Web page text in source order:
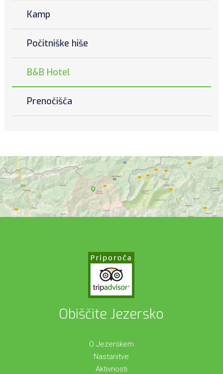
Kamp
Počitniške hiše
B&B Hotel
Prenočišča
Obiščite Jezersko
O Jezerskem
Nastanitve
Aktivnosti